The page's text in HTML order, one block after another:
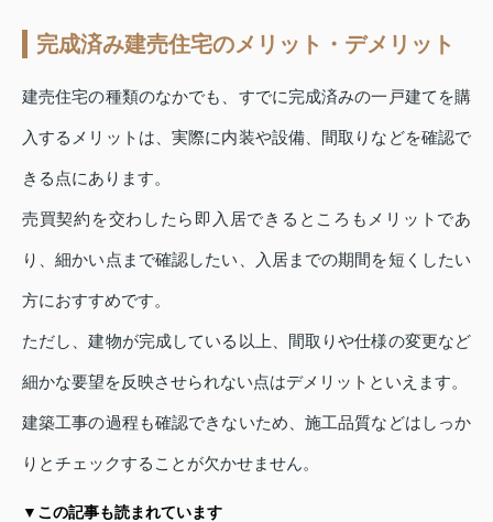
完成済み建売住宅のメリット・デメリット
建売住宅の種類のなかでも、すでに完成済みの一戸建てを購
入するメリットは、実際に内装や設備、間取りなどを確認で
きる点にあります。
売買契約を交わしたら即入居できるところもメリットであ
り、細かい点まで確認したい、入居までの期間を短くしたい
方におすすめです。
ただし、建物が完成している以上、間取りや仕様の変更など
細かな要望を反映させられない点はデメリットといえます。
建築工事の過程も確認できないため、施工品質などはしっか
りとチェックすることが欠かせません。
▼この記事も読まれています